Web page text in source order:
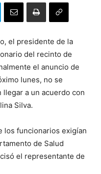
el presidente de la
del recinto de
el anuncio de
lunes, no se
a un acuerdo con
Silva.
los funcionarios exigían
de Salud
el representante de